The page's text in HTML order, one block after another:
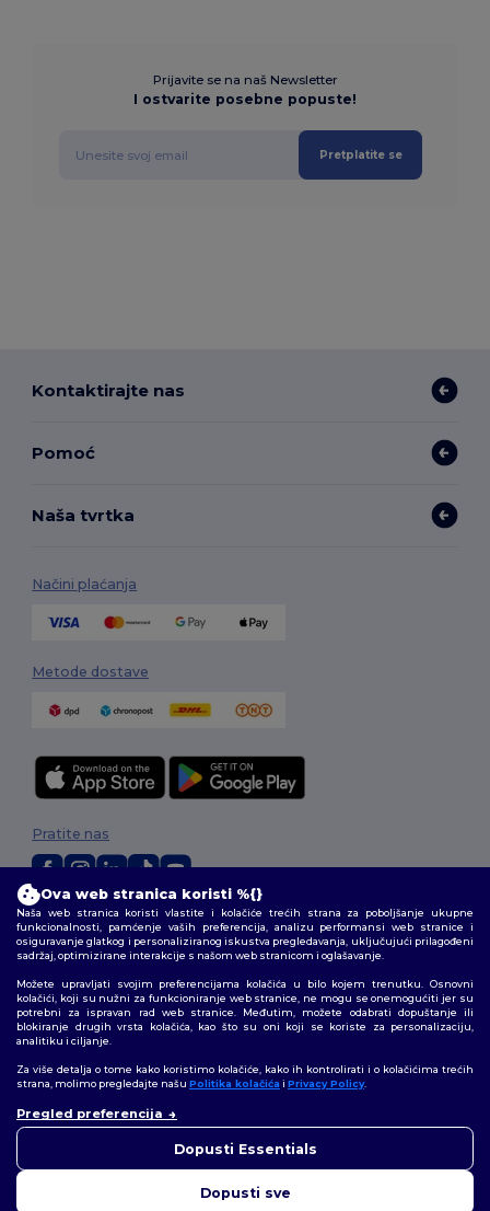
Prijavite se na naš Newsletter
I ostvarite posebne popuste!
Pretplatite se
Kontaktirajte nas
Pomoć
Naša tvrtka
Načini plaćanja
Metode dostave
2026. Sva prava zadržana
Uvjeti i odredbe|Pravila o privatnosti|Politika kolačića| Mapa Sajta
Pratite nas
Ova web stranica koristi %{}
Naša web stranica koristi vlastite i kolačiće trećih strana za poboljšanje ukupne
funkcionalnosti, pamćenje vaših preferencija, analizu performansi web stranice i
osiguravanje glatkog i personaliziranog iskustva pregledavanja, uključujući prilagođeni
sadržaj, optimizirane interakcije s našom web stranicom i oglašavanje.
Možete upravljati svojim preferencijama kolačića u bilo kojem trenutku. Osnovni
kolačići, koji su nužni za funkcioniranje web stranice, ne mogu se onemogućiti jer su
potrebni za ispravan rad web stranice. Međutim, možete odabrati dopuštanje ili
blokiranje drugih vrsta kolačića, kao što su oni koji se koriste za personalizaciju,
analitiku i ciljanje.
Za više detalja o tome kako koristimo kolačiće, kako ih kontrolirati i o kolačićima trećih
strana, molimo pregledajte našu Politika kolačića i Privacy Policy.
Pregled preferencija
Dopusti Essentials
Dopusti sve
kontaktirati u bilo kojem
vam pomogne.